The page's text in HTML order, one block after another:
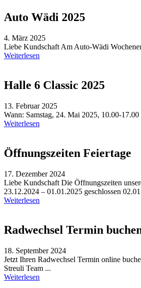
Auto Wädi 2025
4. März 2025
Liebe Kundschaft Am Auto-Wädi
Weiterlesen
Halle 6 Classic 2025
13. Februar 2025
Wann: Samstag, 24. Mai 2025, 10.00-
Weiterlesen
Öffnungszeiten Feiertage
17. Dezember 2024
Liebe Kundschaft Die Öffnungszeiten
23.12.2024 – 01.01.2025 geschlossen
Weiterlesen
Radwechsel Termin
18. September 2024
Jetzt Ihren Radwechsel Termin online
Streuli Team ...
Weiterlesen